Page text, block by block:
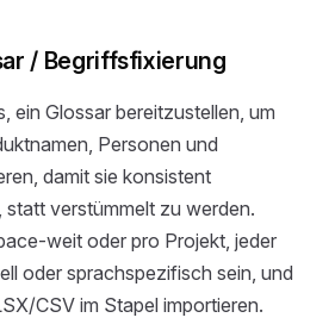
/ Begriffsfixierung
ein Glossar bereitzustellen, um
Personen und
damit sie konsistent
statt verstümmelt zu werden.
weit oder pro Projekt, jeder
oder sprachspezifisch sein, und
CSV im Stapel importieren.